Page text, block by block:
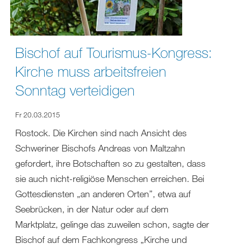
Bischof auf Tourismus-Kongress:
Kirche muss arbeitsfreien
Sonntag verteidigen
Fr 20.03.2015
Rostock. Die Kirchen sind nach Ansicht des
Schweriner Bischofs Andreas von Maltzahn
gefordert, ihre Botschaften so zu gestalten, dass
sie auch nicht-religiöse Menschen erreichen. Bei
Gottesdiensten „an anderen Orten”, etwa auf
Seebrücken, in der Natur oder auf dem
Marktplatz, gelinge das zuweilen schon, sagte der
Bischof auf dem Fachkongress „Kirche und